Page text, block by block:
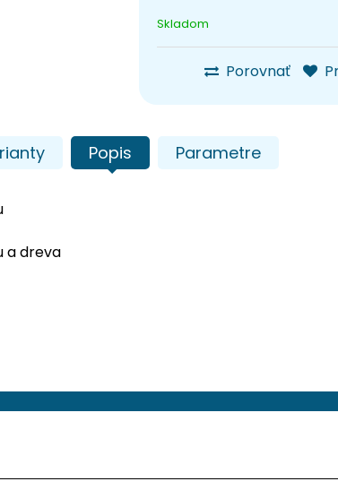
Skladom
Porovnať
Popis Parametre
a dreva